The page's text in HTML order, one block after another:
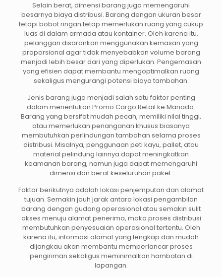
Selain berat, dimensi barang juga memengaruhi
besarnya biaya distribusi. Barang dengan ukuran besar
tetapi bobot ringan tetap memerlukan ruang yang cukup
luas di dalam armada atau kontainer. Oleh karena itu,
pelanggan disarankan menggunakan kemasan yang
proporsional agar tidak menyebabkan volume barang
menjadi lebih besar dari yang diperlukan. Pengemasan
yang efisien dapat membantu mengoptimalkan ruang
sekaligus mengurangi potensi biaya tambahan.
Jenis barang juga menjadi salah satu faktor penting
dalam menentukan Promo Cargo Retail ke Manado.
Barang yang bersifat mudah pecah, memiliki nilai tinggi,
atau memerlukan penanganan khusus biasanya
membutuhkan perlindungan tambahan selama proses
distribusi. Misalnya, penggunaan peti kayu, pallet, atau
material pelindung lainnya dapat meningkatkan
keamanan barang, namun juga dapat memengaruhi
dimensi dan berat keseluruhan paket.
Faktor berikutnya adalah lokasi penjemputan dan alamat
tujuan. Semakin jauh jarak antara lokasi pengambilan
barang dengan gudang operasional atau semakin sulit
akses menuju alamat penerima, maka proses distribusi
membutuhkan penyesuaian operasional tertentu. Oleh
karena itu, informasi alamat yang lengkap dan mudah
dijangkau akan membantu memperlancar proses
pengiriman sekaligus meminimalkan hambatan di
lapangan.